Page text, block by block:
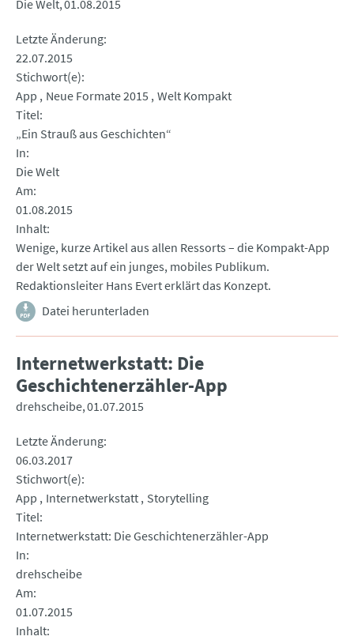
Die Welt 01.08.2015
Letzte Änderung
22.07.2015
Stichwort(e)
App
Neue Formate 2015 Welt Kompakt
Titel
„Ein Strauß aus Geschichten“
In
Die Welt
Am
01.08.2015
Inhalt
Wenige, kurze Artikel aus allen Ressorts – die Kompakt-App
der Welt setzt auf ein junges, mobiles Publikum.
Redaktionsleiter Hans Evert erklärt das Konzept.
Datei herunterladen
Internetwerkstatt: Die
Geschichtenerzähler-App
drehscheibe 01.07.2015
Letzte Änderung
06.03.2017
Stichwort(e)
App
Internetwerkstatt Storytelling
Titel
Internetwerkstatt: Die Geschichtenerzähler-App
In
drehscheibe
Am
01.07.2015
Inhalt